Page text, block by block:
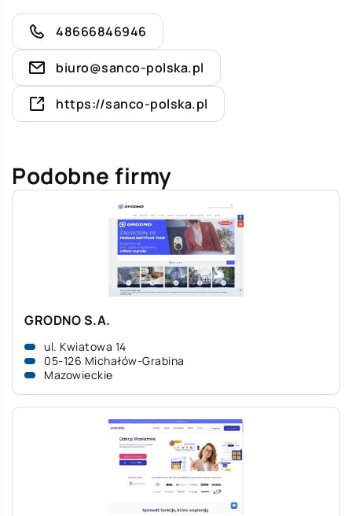
48666846946
biuro@sanco-polska.pl
https://sanco-polska.pl
Podobne firmy
GRODNO S.A.
ul. Kwiatowa 14
05-126 Michałów-Grabina
Mazowieckie